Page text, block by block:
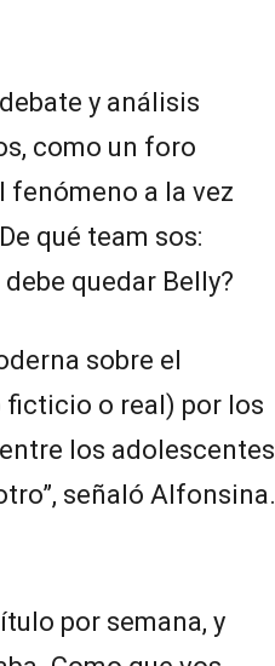
y análisis
como un foro
fenómeno a la vez
qué team sos:
quedar Belly?
sobre el
o real) por los
los adolescentes
señaló Alfonsina.
por semana, y